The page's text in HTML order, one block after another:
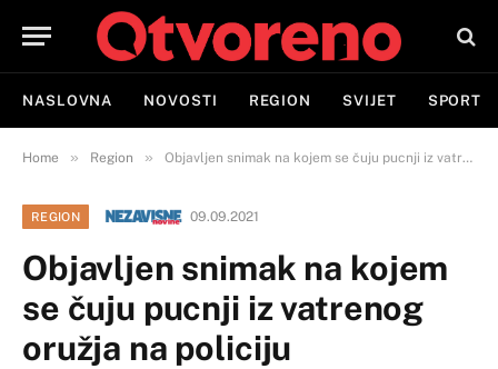
NASLOVNA NOVOSTI REGION SVIJET SPORT
Home » Region » Objavljen snimak na kojem se čuju pucnji iz vatrenog oružja na policiju
REGION 09.09.2021
Objavljen snimak na kojem
se čuju pucnji iz vatrenog
oružja na policiju